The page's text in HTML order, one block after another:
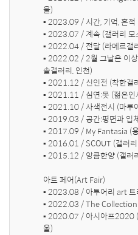
울)
▪ 2023.09 / 시간, 기억, 흔
▪ 2023.07 / 계속 (갤러리 모
▪ 2022.04 / 전달 (라메르갤
▪ 2022.02 / 2월 그날은 이
솔갤러리, 인천)
▪ 2021.12 / 신인전 (착한갤
▪ 2021.11 / 심연:못 (젊은인
▪ 2021.10 / 사색전시 (마루
▪ 2019.03 / 공간:평면과 입
▪ 2017.09 / My Fantasia (
▪ 2016.01 / SCOUT (갤러리
▪ 2015.12 / 앙큼한양 (갤러
아트 페어(Art Fair)
▪ 2023.08 / 아투어리 art 트
▪ 2022.03 / The Collection
▪ 2020.07 / 아시아프2020
울)